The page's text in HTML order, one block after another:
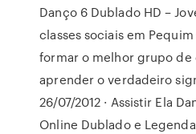
Danço 6 Dublado HD –
classes sociais em
formar o melhor grupo de
aprender o verdadeiro
26/07/2012 · Assistir Ela
Online Dublado e